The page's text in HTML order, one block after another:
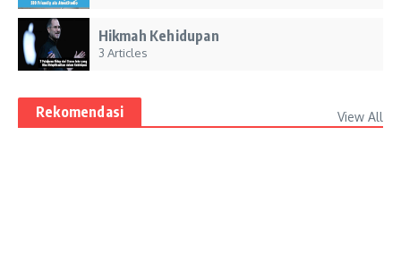
Hikmah Kehidupan
3 Articles
Rekomendasi View All